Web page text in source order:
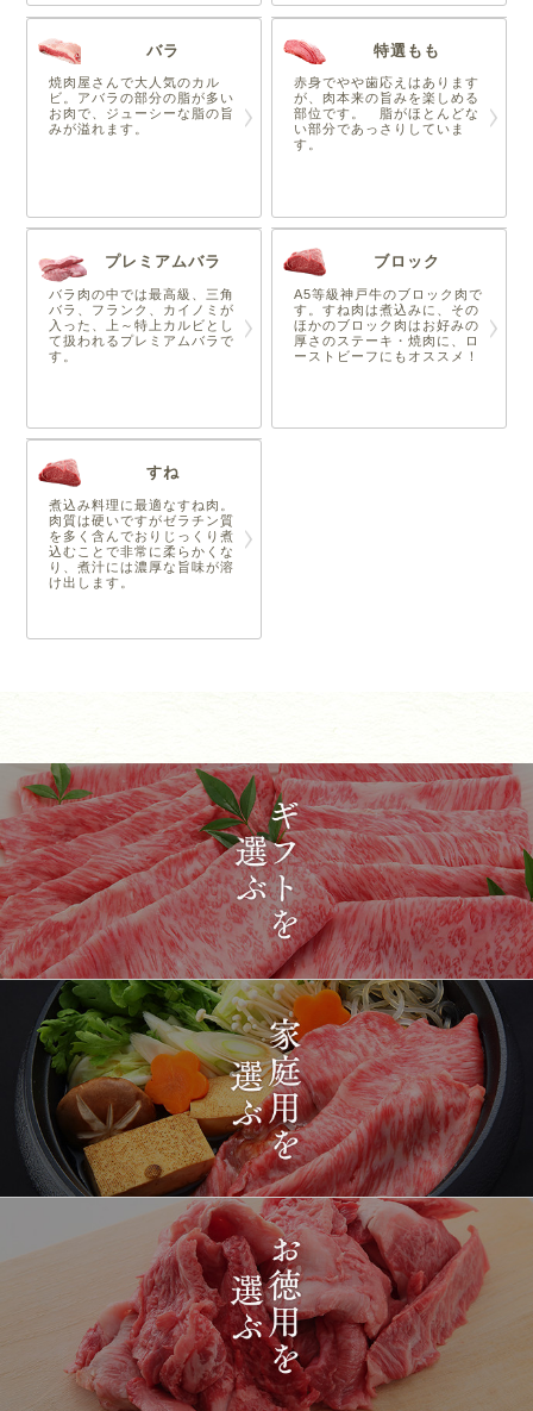
バラ
焼肉屋さんで大人気のカル
ビ。アバラの部分の脂が多い
お肉で、ジューシーな脂の旨
みが溢れます。
特選もも
赤身でやや歯応えはあります
が、肉本来の旨みを楽しめる
部位です。 脂がほとんどな
い部分であっさりしていま
す。
プレミアムバラ
バラ肉の中では最高級、三角
バラ、フランク、カイノミが
入った、上～特上カルビとし
て扱われるプレミアムバラで
す。
ブロック
A5等級神戸牛のブロック肉で
す。すね肉は煮込みに、その
ほかのブロック肉はお好みの
厚さのステーキ・焼肉に、ロ
ーストビーフにもオススメ！
すね
煮込み料理に最適なすね肉。
肉質は硬いですがゼラチン質
を多く含んでおりじっくり煮
込むことで非常に柔らかくな
り、煮汁には濃厚な旨味が溶
け出します。
2026-
03-15
17:26:00
長野県
[ギフト] A5等級神戸牛
プレミアム霜降りももす
きやき 200g~1kg
1420
2026-
03-15
16:35:00
東京都
神戸牛目録 選べるセッ
ト ８千円